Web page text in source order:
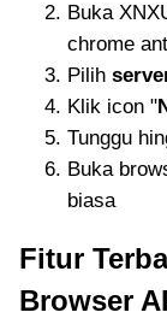
Buka
chrome
Pilih
Klik icon "
Tunggu
Buka
biasa
Fitur
Browser